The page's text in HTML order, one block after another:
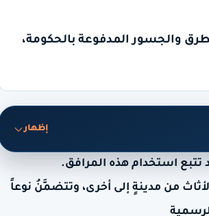
والجسور المدفوعة بالحكومة،
إظهار
تتبع استخدام هذه المرافق.
من مدينةٍ إلى أخرى، وتتضمَّنُ نوعاً